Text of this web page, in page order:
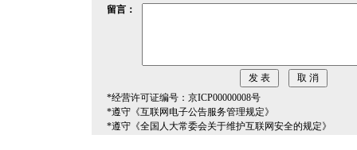
留言：
*经营许可证编号：京ICP00000008号
*遵守《互联网电子公告服务管理规定》
*遵守《全国人大常委会关于维护互联网安全的规定》